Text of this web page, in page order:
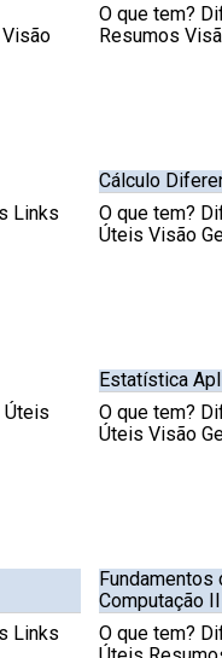
O que tem?
Resumos
Links
Cálculo
O que tem?
Úteis Visão
Úteis
Estatística
O que tem?
Úteis Visão
Links
Fundamentos
Computação II
O que tem?